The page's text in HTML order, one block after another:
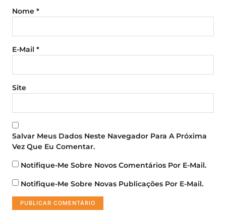
Nome *
E-Mail *
Site
Salvar Meus Dados Neste Navegador Para A Próxima
Vez Que Eu Comentar.
Notifique-Me Sobre Novos Comentários Por E-Mail.
Notifique-Me Sobre Novas Publicações Por E-Mail.